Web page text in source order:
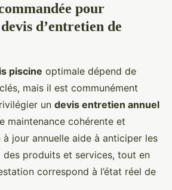
pour
d’entretien de
piscine optimale dépend de
mais il est communément
un devis entretien annuel
maintenance cohérente et
à jour annuelle aide à anticiper les
produits et services, tout en
correspond à l’état réel de